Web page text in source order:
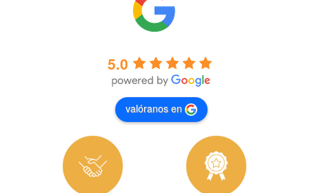
5.0
valóranos en